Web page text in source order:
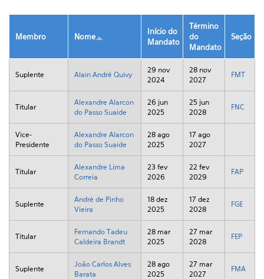
Membro Nome
Início do
Mandato
Término
do
Mandato
Seção
Suplente Alain André Quivy
29 nov
2024
28 nov
2027
FMT
Titular
Alexandre Alarcon
do Passo Suaide
26 jun
2025
25 jun
2028
FNC
Vice-
Presidente
Alexandre Alarcon
do Passo Suaide
28 ago
2025
17 ago
2027
Titular
Alexandre Lima
Correia
23 fev
2026
22 fev
2029
FAP
Suplente
André de Pinho
Vieira
18 dez
2025
17 dez
2028
FGE
Titular
Fernando Tadeu
Caldeira Brandt
28 mar
2025
27 mar
2028
FEP
Suplente
João Carlos Alves
Barata
28 ago
2025
27 mar
2027
FMA